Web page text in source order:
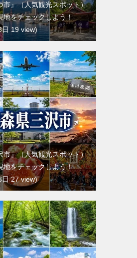
市』（人気観光スポット）
地をチェックしよう！
19 view
市』（人気観光スポット）
地をチェックしよう！
27 view